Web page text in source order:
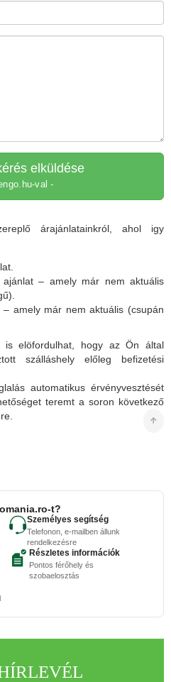
elküldése
val -
árajánlatainkról, ahol igy
– amely már nem aktuális
amely már nem aktuális (csupán
is elöfordulhat, hogy az Ön által
szálláshely előleg befizetési
automatikus érvényvesztését
teremt a soron következő
t?
Személyes segítség
Telefonon, e-mailben állunk
rendelkezésre
Részletes információk
Pontos férőhely és
szobaelosztás